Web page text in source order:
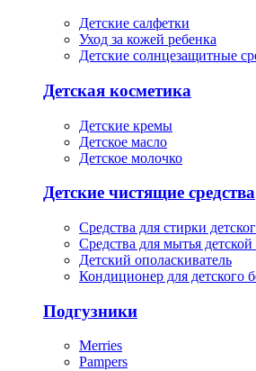
Детские салфетки
Уход за кожей ребенка
Детские солнцезащитные
Детская косметика
Детские кремы
Детское масло
Детское молочко
Детские чистящие средства
Средства для стирки
Средства для мытья
Детский ополаскиватель
Кондиционер для детского
Подгузники
Merries
Pampers